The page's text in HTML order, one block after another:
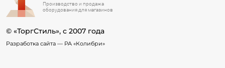
Производство и продажа
оборудования для магазинов
© «ТоргСтиль», c 2007 года
Разработка сайта — РА «Колибри»